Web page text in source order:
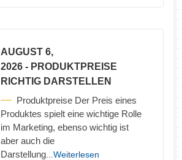
AUGUST 6,
2026 - PRODUKTPREISE
RICHTIG DARSTELLEN
Produktpreise Der Preis eines
Produktes spielt eine wichtige Rolle
im Marketing, ebenso wichtig ist
aber auch die
Darstellung ...Weiterlesen